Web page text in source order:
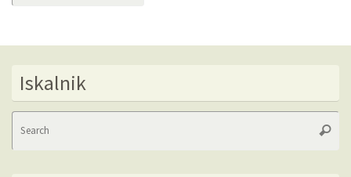
Iskalnik